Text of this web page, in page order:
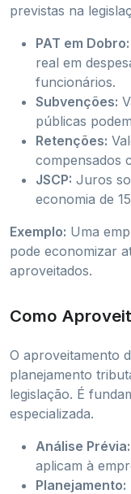
previstas na
PAT em Dobro:
real em
funcionários.
Subvenções:
públicas
Retenções:
compensados
JSCP: Juros
economia de
Exemplo: Uma
pode economizar
aproveitados.
Como
O aproveitamento
planejamento
legislação. É
especializada.
Análise Prévia:
aplicam à
Planejamento: